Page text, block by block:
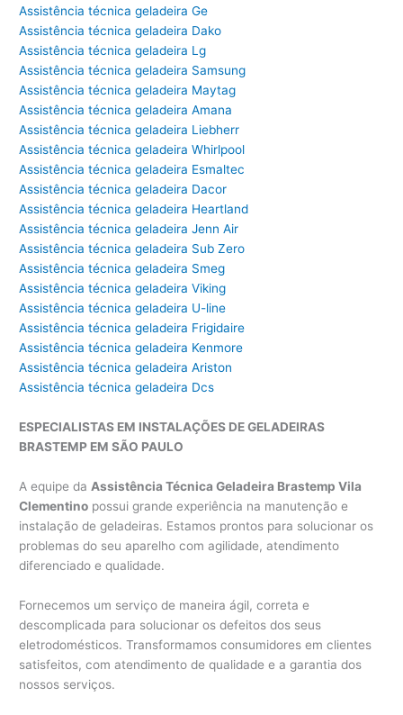
Assistência técnica geladeira Ge
Assistência técnica geladeira Dako
Assistência técnica geladeira Lg
Assistência técnica geladeira Samsung
Assistência técnica geladeira Maytag
Assistência técnica geladeira Amana
Assistência técnica geladeira Liebherr
Assistência técnica geladeira Whirlpool
Assistência técnica geladeira Esmaltec
Assistência técnica geladeira Dacor
Assistência técnica geladeira Heartland
Assistência técnica geladeira Jenn Air
Assistência técnica geladeira Sub Zero
Assistência técnica geladeira Smeg
Assistência técnica geladeira Viking
Assistência técnica geladeira U-line
Assistência técnica geladeira Frigidaire
Assistência técnica geladeira Kenmore
Assistência técnica geladeira Ariston
Assistência técnica geladeira Dcs
ESPECIALISTAS EM INSTALAÇÕES DE GELADEIRAS
BRASTEMP EM SÃO PAULO
A equipe da Assistência Técnica Geladeira Brastemp Vila
Clementino possui grande experiência na manutenção e
instalação de geladeiras. Estamos prontos para solucionar os
problemas do seu aparelho com agilidade, atendimento
diferenciado e qualidade.
Fornecemos um serviço de maneira ágil, correta e
descomplicada para solucionar os defeitos dos seus
eletrodomésticos. Transformamos consumidores em clientes
satisfeitos, com atendimento de qualidade e a garantia dos
nossos serviços.